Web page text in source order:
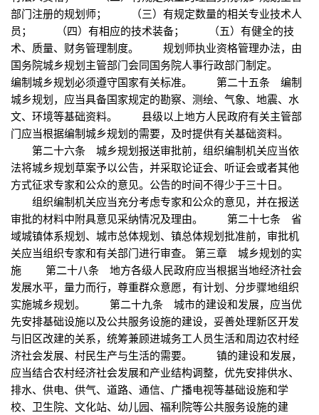
部门注册的规划师； （三）有规定数量的相关专业技术人
员； （四）有相应的技术装备； （五）有健全的技
术、质量、财务管理制度。 规划师执业资格管理办法，由
国务院城乡规划主管部门会同国务院人事行政部门制定。
编制城乡规划必须遵守国家有关标准。 第二十五条 编制
城乡规划，应当具备国家规定的勘察、测绘、气象、地震、水
文、环境等基础资料。 县级以上地方人民政府有关主管部
门应当根据编制城乡规划的需要，及时提供有关基础资料。
第二十六条 城乡规划报送审批前，组织编制机关应当依
法将城乡规划草案予以公告，并采取论证会、听证会或者其他
方式征求专家和公众的意见。公告的时间不得少于三十日。
组织编制机关应当充分考虑专家和公众的意见，并在报送
审批的材料中附具意见采纳情况及理由。 第二十七条 省
域城镇体系规划、城市总体规划、镇总体规划批准前，审批机
关应当组织专家和有关部门进行审查。 第三章 城乡规划的实
施 第二十八条 地方各级人民政府应当根据当地经济社会
发展水平，量力而行，尊重群众意愿，有计划、分步骤地组织
实施城乡规划。 第二十九条 城市的建设和发展，应当优
先安排基础设施以及公共服务设施的建设，妥善处理新区开发
与旧区改建的关系，统筹兼顾进城务工人员生活和周边农村经
济社会发展、村民生产与生活的需要。 镇的建设和发展，
应当结合农村经济社会发展和产业结构调整，优先安排供水、
排水、供电、供气、道路、通信、广播电视等基础设施和学
校、卫生院、文化站、幼儿园、福利院等公共服务设施的建